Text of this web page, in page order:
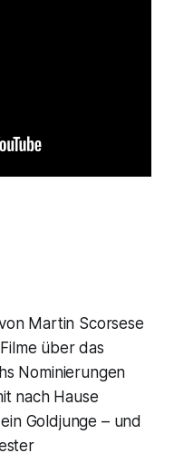
Martin Scorsese
über das
Nominierungen
nach Hause
Goldjunge – und